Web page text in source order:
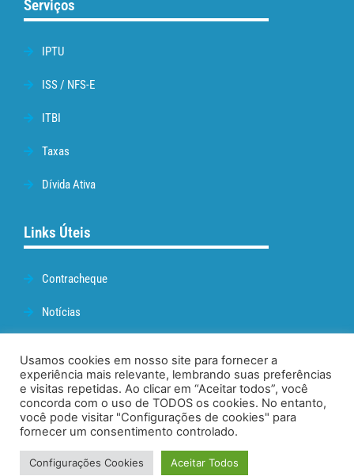
Serviços
IPTU
ISS / NFS-E
ITBI
Taxas
Dívida Ativa
Links Úteis
Contracheque
Notícias
Webmail
Administração
Usamos cookies em nosso site para fornecer a
experiência mais relevante, lembrando suas preferências
e visitas repetidas. Ao clicar em “Aceitar todos”, você
concorda com o uso de TODOS os cookies. No entanto,
você pode visitar "Configurações de cookies" para
fornecer um consentimento controlado.
Configurações Cookies Aceitar Todos